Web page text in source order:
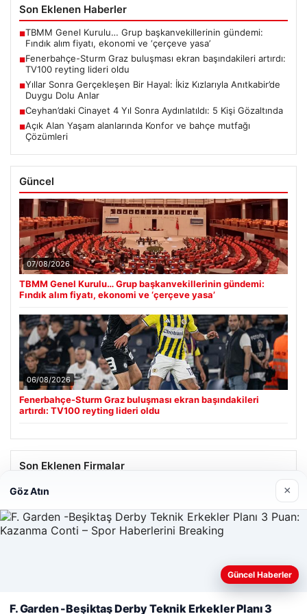
Son Eklenen Haberler
■TBMM Genel Kurulu… Grup başkanvekillerinin gündemi:
Fındık alım fiyatı, ekonomi ve ‘çerçeve yasa’
■Fenerbahçe-Sturm Graz buluşması ekran başındakileri artırdı:
TV100 reyting lideri oldu
■Yıllar Sonra Gerçekleşen Bir Hayal: İkiz Kızlarıyla Anıtkabir’de
Duygu Dolu Anlar
■Ceyhan’daki Cinayet 4 Yıl Sonra Aydınlatıldı: 5 Kişi Gözaltında
■Açık Alan Yaşam alanlarında Konfor ve bahçe mutfağı
Çözümleri
Güncel
07/08/2026
TBMM Genel Kurulu… Grup başkanvekillerinin gündemi:
Fındık alım fiyatı, ekonomi ve ‘çerçeve yasa’
06/08/2026
Fenerbahçe-Sturm Graz buluşması ekran başındakileri
artırdı: TV100 reyting lideri oldu
Son Eklenen Firmalar
Web sitemizi nasıl kullandığınızı daha iyi anlayabilmek,
Göz Atın ×
Güncel Haberler
F. Garden -Beşiktaş Derby Teknik Erkekler Planı 3